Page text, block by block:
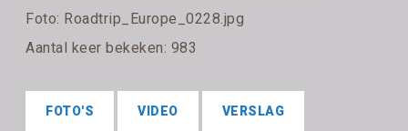
Foto: Roadtrip_Europe_0228.jpg
Aantal keer bekeken: 983
FOTO'S VIDEO VERSLAG